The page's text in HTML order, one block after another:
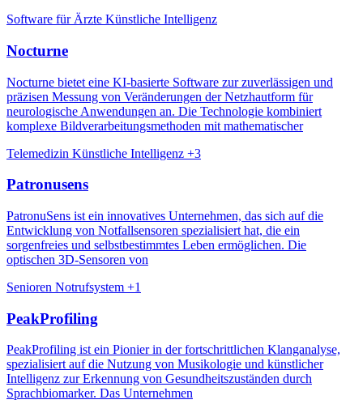
Software für Ärzte Künstliche Intelligenz
Nocturne
Nocturne bietet eine KI-basierte Software zur zuverlässigen und
präzisen Messung von Veränderungen der Netzhautform für
neurologische Anwendungen an. Die Technologie kombiniert
komplexe Bildverarbeitungsmethoden mit mathematischer
Telemedizin Künstliche Intelligenz +3
Patronusens
PatronuSens ist ein innovatives Unternehmen, das sich auf die
Entwicklung von Notfallsensoren spezialisiert hat, die ein
sorgenfreies und selbstbestimmtes Leben ermöglichen. Die
optischen 3D-Sensoren von
Senioren Notrufsystem +1
PeakProfiling
PeakProfiling ist ein Pionier in der fortschrittlichen Klanganalyse,
spezialisiert auf die Nutzung von Musikologie und künstlicher
Intelligenz zur Erkennung von Gesundheitszuständen durch
Sprachbiomarker. Das Unternehmen